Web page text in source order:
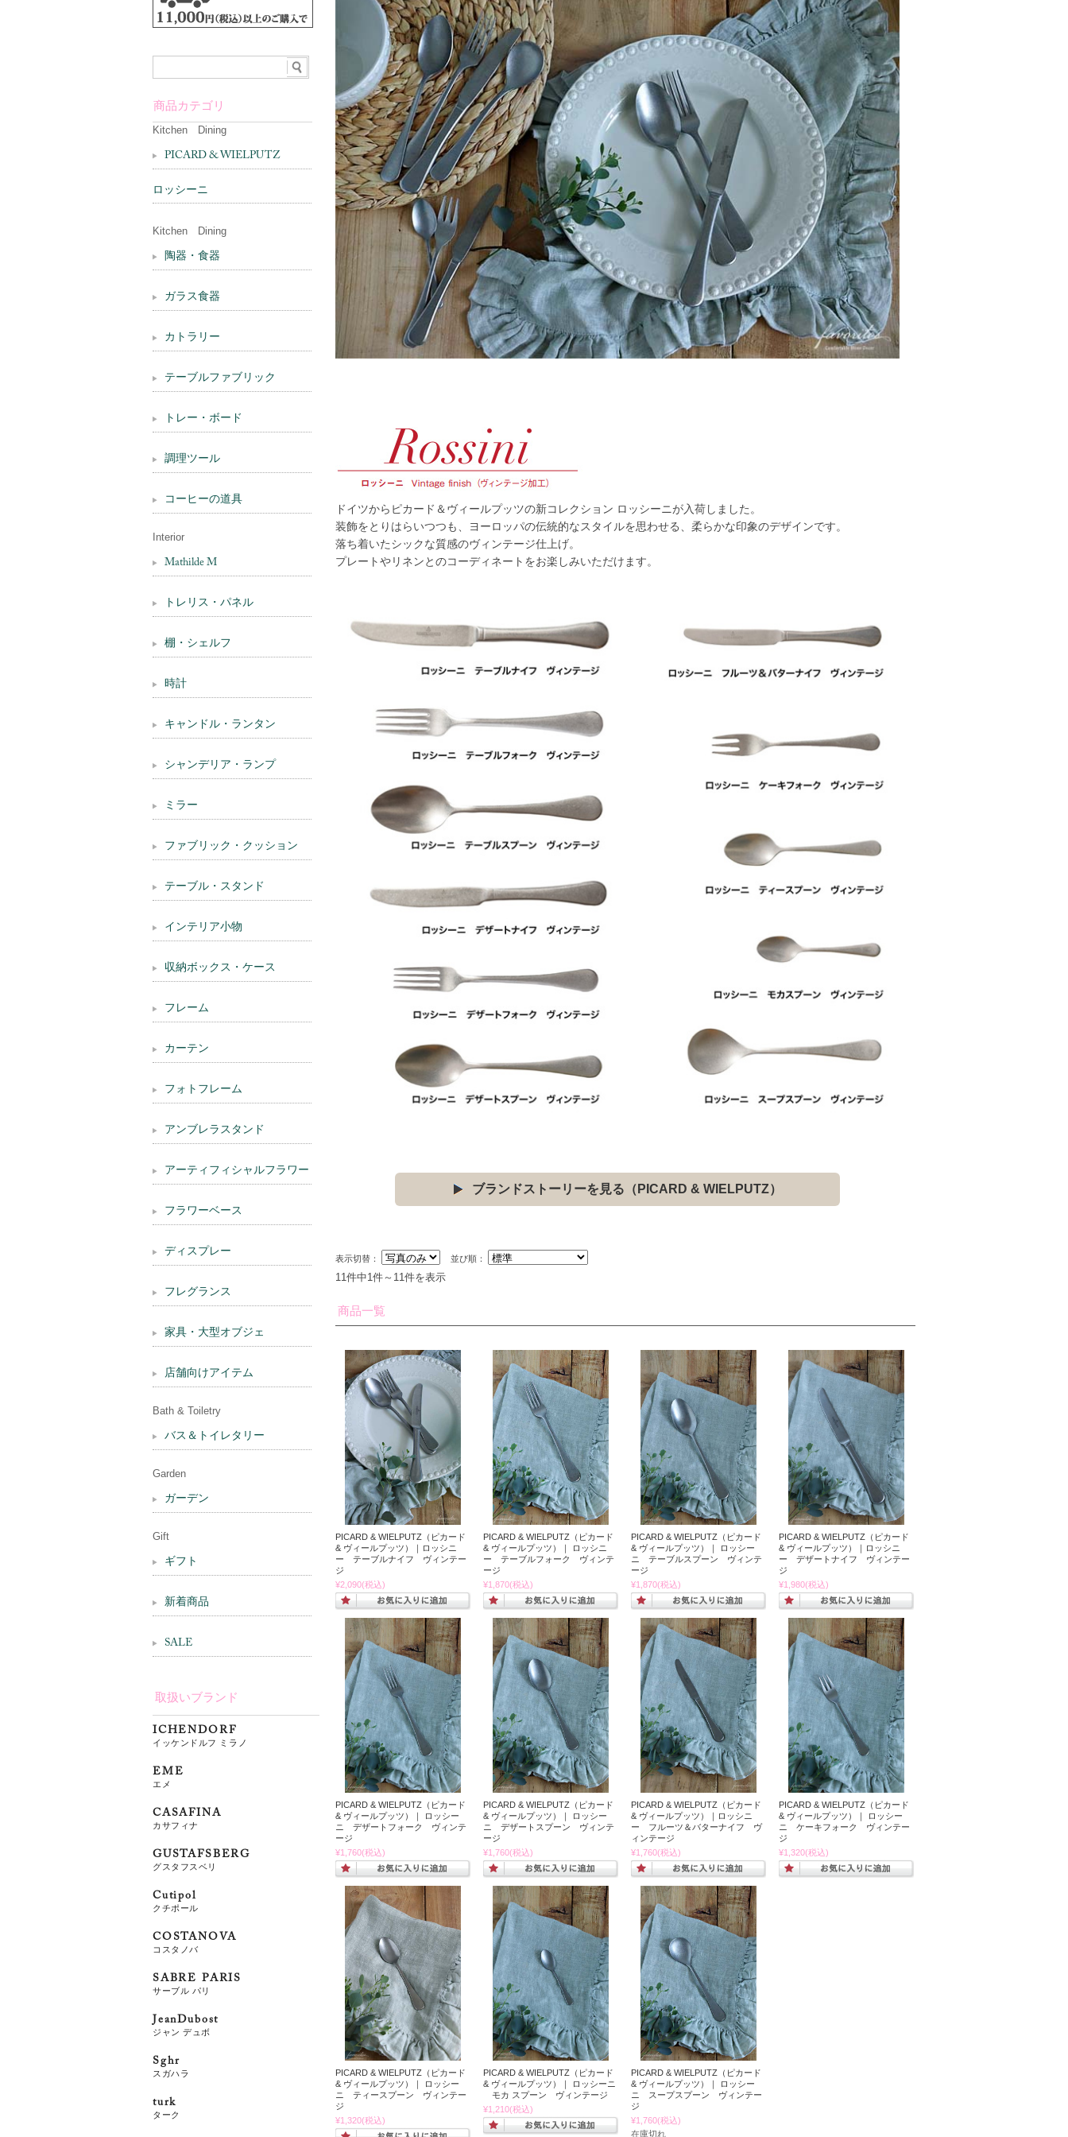
ドイツからピカード＆ヴィールプッツの新コレクション ロッシーニが入荷しました。
装飾をとりはらいつつも、ヨーロッパの伝統的なスタイルを思わせる、柔らかな印象のデザインです。
落ち着いたシックな質感のヴィンテージ仕上げ。
プレートやリネンとのコーディネートをお楽しみいただけます。
ブランドストーリーを見る（PICARD & WIELPUTZ）
表示切替： 並び順：
11件中1件～11件を表示
商品一覧
PICARD & WIELPUTZ（ピカード
& ヴィールプッツ）｜ロッシニ
ー テーブルナイフ ヴィンテー
ジ
¥2,090(税込)
PICARD & WIELPUTZ（ピカード
& ヴィールプッツ）｜ ロッシニ
ー テーブルフォーク ヴィンテ
ージ
¥1,870(税込)
PICARD & WIELPUTZ（ピカード
& ヴィールプッツ）｜ ロッシー
ニ テーブルスプーン ヴィンテ
ージ
¥1,870(税込)
PICARD & WIELPUTZ（ピカード
& ヴィールプッツ）｜ロッシニ
ー デザートナイフ ヴィンテー
ジ
¥1,980(税込)
PICARD & WIELPUTZ（ピカード
& ヴィールプッツ）｜ ロッシー
ニ デザートフォーク ヴィンテ
ージ
¥1,760(税込)
PICARD & WIELPUTZ（ピカード
& ヴィールプッツ）｜ ロッシー
ニ デザートスプーン ヴィンテ
ージ
¥1,760(税込)
PICARD & WIELPUTZ（ピカード
& ヴィールプッツ）｜ロッシニ
ー フルーツ＆バターナイフ ヴ
ィンテージ
¥1,760(税込)
PICARD & WIELPUTZ（ピカード
& ヴィールプッツ）｜ ロッシー
ニ ケーキフォーク ヴィンテー
ジ
¥1,320(税込)
PICARD & WIELPUTZ（ピカード
& ヴィールプッツ）｜ ロッシー
ニ ティースプーン ヴィンテー
ジ
¥1,320(税込)
PICARD & WIELPUTZ（ピカード
& ヴィールプッツ）｜ ロッシーニ
モカ スプーン ヴィンテージ
¥1,210(税込)
PICARD & WIELPUTZ（ピカード
& ヴィールプッツ）｜ ロッシー
ニ スープスプーン ヴィンテー
ジ
¥1,760(税込)
在庫切れ
商品カテゴリ
Kitchen Dining
PICARD & WIELPUTZ
ロッシーニ
Kitchen Dining
陶器・食器
ガラス食器
カトラリー
テーブルファブリック
トレー・ボード
調理ツール
コーヒーの道具
Interior
Mathilde M
トレリス・パネル
棚・シェルフ
時計
キャンドル・ランタン
シャンデリア・ランプ
ミラー
ファブリック・クッション
テーブル・スタンド
インテリア小物
収納ボックス・ケース
フレーム
カーテン
フォトフレーム
アンブレラスタンド
アーティフィシャルフラワー
フラワーベース
ディスプレー
フレグランス
家具・大型オブジェ
店舗向けアイテム
Bath & Toiletry
バス＆トイレタリー
Garden
ガーデン
Gift
ギフト
新着商品
SALE
取扱いブランド
ICHENDORF
イッケンドルフ ミラノ
EME
エメ
CASAFINA
カサフィナ
GUSTAFSBERG
グスタフスベリ
Cutipol
クチポール
COSTANOVA
コスタノバ
SABRE PARIS
サーブル パリ
JeanDubost
ジャン デュボ
Sghr
スガハラ
turk
ターク